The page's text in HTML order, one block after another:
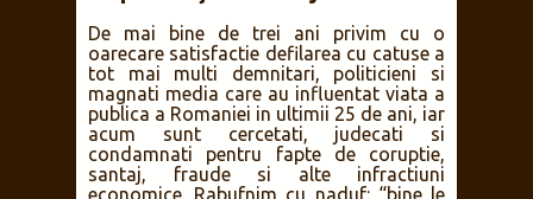
De mai bine de trei ani privim cu o
oarecare satisfactie defilarea cu catuse a
tot mai multi demnitari, politicieni si
magnati media care au influentat viata a
publica a Romaniei in ultimii 25 de ani, iar
acum sunt cercetati, judecati si
condamnati pentru fapte de coruptie,
santaj, fraude si alte infractiuni
economice. Rabufnim cu naduf: “bine le